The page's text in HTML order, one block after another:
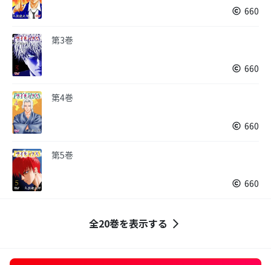
660
第3巻
660
第4巻
660
第5巻
660
全20巻を表示する